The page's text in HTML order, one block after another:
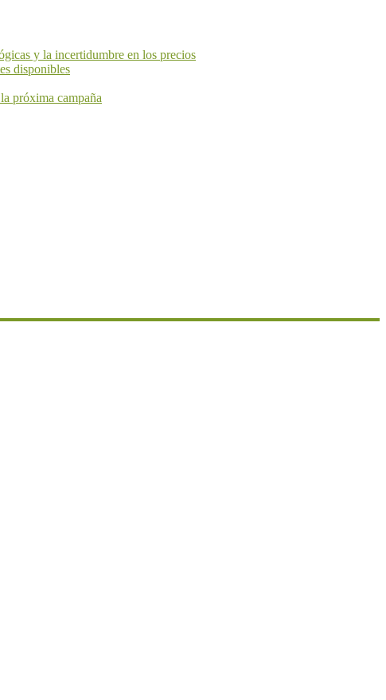
y la incertidumbre en los precios
disponibles
próxima campaña